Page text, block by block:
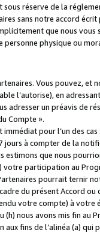
réserve de la
sans notre accord écrit
que nous
physique ou
Vous pouvez, et
l’autorise), en
adresser un préavis de
Compte ».
pour l’un des cas
à compter de la
que nous
participation au
pourrait ternir
du présent Accord ou
votre compte) à
nous avons mis fin au
fins de l’alinéa (a) qui